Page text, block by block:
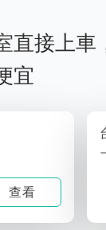
直接上車
宜
查看